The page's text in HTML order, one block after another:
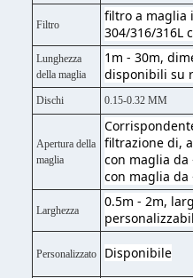
Filtro
filtro a maglia
304/316/316L
Lunghezza
della maglia
1m - 30m,
disponibili su
Dischi 0.15-0.32 MM
Apertura della
maglia
filtrazione di,
con maglia da
con maglia da
Larghezza
0.5m - 2m,
Personalizzato Disponibile